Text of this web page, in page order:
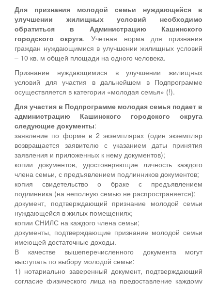
Для признания молодой семьи нуждающейся в
улучшении жилищных условий необходимо
обратиться в Администрацию Кашинского
городского округа. Учетная норма для признания
граждан нуждающимися в улучшении жилищных условий
– 10 кв. м общей площади на одного человека.
Признание нуждающимися в улучшении жилищных
условий для участия в дальнейшем в Подпрограмме
осуществляется в категории «молодая семья» (!).
Для участия в Подпрограмме молодая семья подает в
администрацию Кашинского городского округа
следующие документы:
заявление по форме в 2 экземплярах (один экземпляр
возвращается заявителю с указанием даты принятия
заявления и приложенных к нему документов);
копии документов, удостоверяющие личность каждого
члена семьи, с предъявлением подлинников документов;
копия свидетельство о браке с предъявлением
подлинника (на неполную семью не распространяется);
документ, подтверждающий признание молодой семьи
нуждающейся в жилых помещениях;
копии СНИЛС на каждого члена семьи;
документы, подтверждающие признание молодой семьи
имеющей достаточные доходы.
В качестве вышеперечисленного документа могут
выступать по выбору молодой семьи:
1) нотариально заверенный документ, подтверждающий
согласие физического лица на предоставление каждому